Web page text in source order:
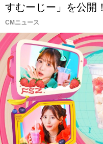
すむーじー」を公開！
CMニュース